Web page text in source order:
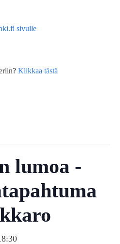
sivulle
Klikkaa tästä
lumoa -